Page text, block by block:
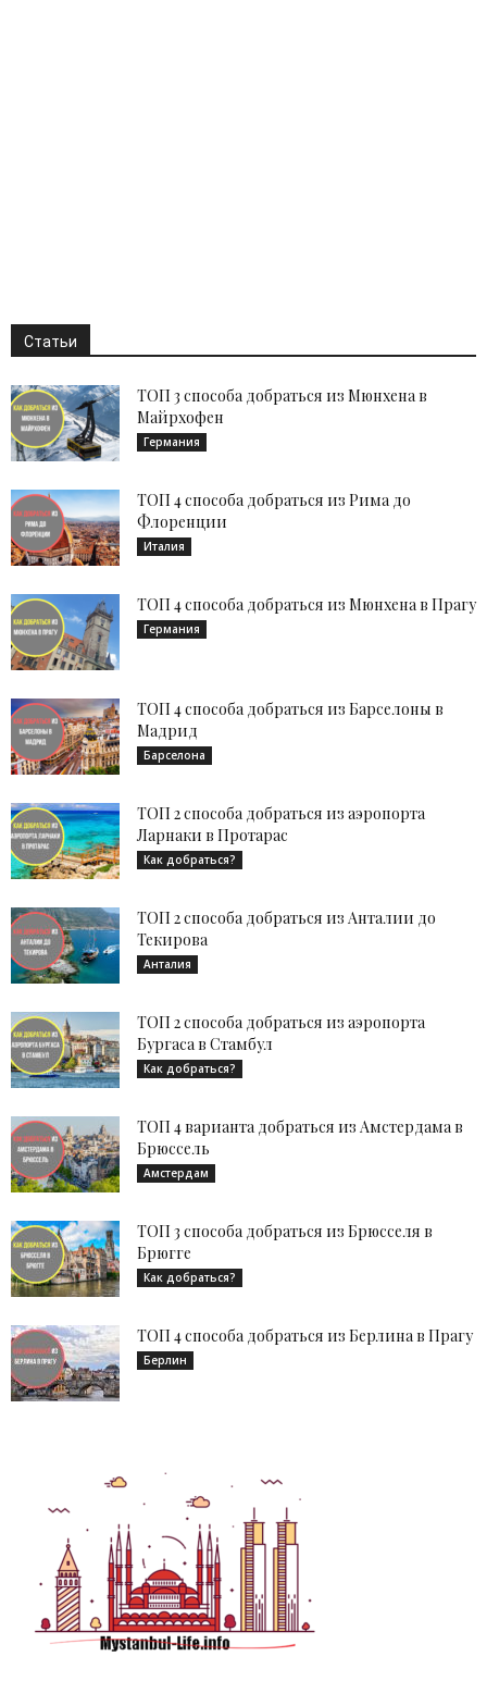
Статьи
ТОП 3 способа добраться из Мюнхена в
Майрхофен
Германия
ТОП 4 способа добраться из Рима до
Флоренции
Италия
ТОП 4 способа добраться из Мюнхена в Прагу
Германия
ТОП 4 способа добраться из Барселоны в
Мадрид
Барселона
ТОП 2 способа добраться из аэропорта
Ларнаки в Протарас
Как добраться?
ТОП 2 способа добраться из Анталии до
Текирова
Анталия
ТОП 2 способа добраться из аэропорта
Бургаса в Стамбул
Как добраться?
ТОП 4 варианта добраться из Амстердама в
Брюссель
Амстердам
ТОП 3 способа добраться из Брюсселя в
Брюгге
Как добраться?
ТОП 4 способа добраться из Берлина в Прагу
Берлин